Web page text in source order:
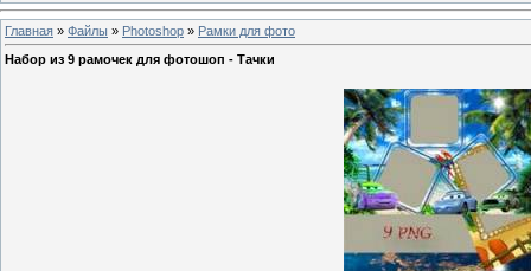
Главная » Файлы » Photoshop » Рамки для фото
Набор из 9 рамочек для фотошоп - Тачки